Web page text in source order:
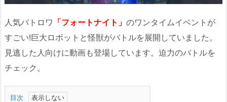
人気バトロワ 「フォートナイト」 のワンタイムイベントが
すごい!巨大ロボットと怪獣がバトルを展開していました。
見逃した人向けに動画も登場しています。迫力のバトルを
チェック。
目次